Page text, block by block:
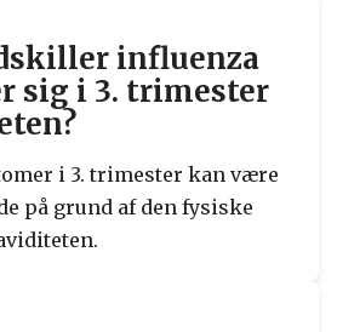
influenza
sig i 3. trimester
i 3. trimester kan være
på grund af den fysiske